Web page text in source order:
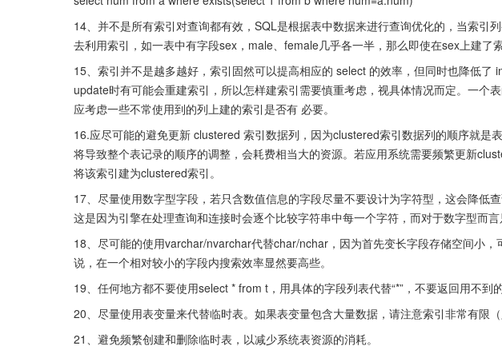
14、并不是所有索引对查询都有效，SQL是根据表中数据来进行查询优化的，当索引
去利用索引，如一表中有字段sex，male、female几乎各一半，那么即使在sex上建了
15、索引并不是越多越好，索引固然可以提高相应的 select 的效率，但同时也降低了
update时有可能会重建索引，所以怎样建索引需要慎重考虑，视具体情况而定。一个
应考虑一些不常使用到的列上建的索引是否有 必要。
16.应尽可能的避免更新 clustered 索引数据列，因为clustered索引数据列的顺序就是
将导致整个表记录的顺序的调整，会耗费相当大的资源。若应用系统需要频繁更新
将该索引建为clustered索引。
17、尽量使用数字型字段，若只含数值信息的字段尽量不要设计为字符型，这会降低
这是因为引擎在处理查询和连接时会逐个比较字符串中每一个字符，而对于数字型而言
18、尽可能的使用varchar/nvarchar代替char/nchar，因为首先变长字段存储空间小
说，在一个相对较小的字段内搜索效率显然要高些。
19、任何地方都不要使用select * from t，用具体的字段列表代替“*”，不要返回用不到
20、尽量使用表变量来代替临时表。如果表变量包含大量数据，请注意索引非常有限（
21、避免频繁创建和删除临时表，以减少系统表资源的消耗。